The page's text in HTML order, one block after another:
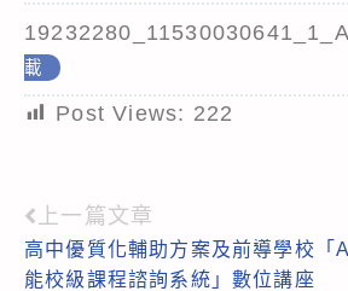
載
Post Views: 222
Read
more
上一篇文章
高中優質化輔助方案及前導學校「
能校級課程諮詢系統」數位講座